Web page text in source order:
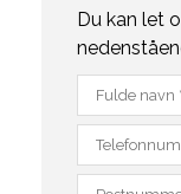
Du kan let